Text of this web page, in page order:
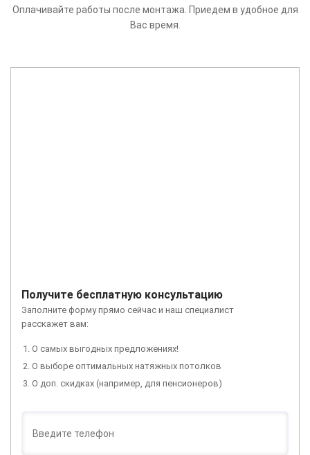
Оплачивайте работы после монтажа. Приедем в удобное для
Вас время.
Получите бесплатную консультацию
Заполните форму прямо сейчас и наш специалист
расскажет вам:
О самых выгодных предложениях!
О выборе оптимальных натяжных потолков
О доп. скидках (например, для пенсионеров)